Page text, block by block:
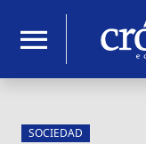
menu
SOCIEDAD